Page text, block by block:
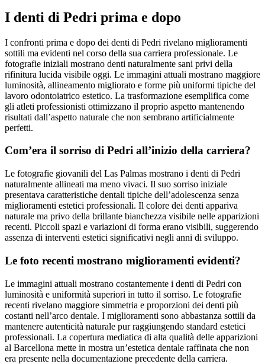
I denti di Pedri prima e dopo
I confronti prima e dopo dei denti di Pedri rivelano miglioramenti
sottili ma evidenti nel corso della sua carriera professionale. Le
fotografie iniziali mostrano denti naturalmente sani privi della
rifinitura lucida visibile oggi. Le immagini attuali mostrano maggiore
luminosità, allineamento migliorato e forme più uniformi tipiche del
lavoro odontoiatrico estetico. La trasformazione esemplifica come
gli atleti professionisti ottimizzano il proprio aspetto mantenendo
risultati dall’aspetto naturale che non sembrano artificialmente
perfetti.
Com’era il sorriso di Pedri all’inizio della carriera?
Le fotografie giovanili del Las Palmas mostrano i denti di Pedri
naturalmente allineati ma meno vivaci. Il suo sorriso iniziale
presentava caratteristiche dentali tipiche dell’adolescenza senza
miglioramenti estetici professionali. Il colore dei denti appariva
naturale ma privo della brillante bianchezza visibile nelle apparizioni
recenti. Piccoli spazi e variazioni di forma erano visibili, suggerendo
assenza di interventi estetici significativi negli anni di sviluppo.
Le foto recenti mostrano miglioramenti evidenti?
Le immagini attuali mostrano costantemente i denti di Pedri con
luminosità e uniformità superiori in tutto il sorriso. Le fotografie
recenti rivelano maggiore simmetria e proporzioni dei denti più
costanti nell’arco dentale. I miglioramenti sono abbastanza sottili da
mantenere autenticità naturale pur raggiungendo standard estetici
professionali. La copertura mediatica di alta qualità delle apparizioni
al Barcellona mette in mostra un’estetica dentale raffinata che non
era presente nella documentazione precedente della carriera.